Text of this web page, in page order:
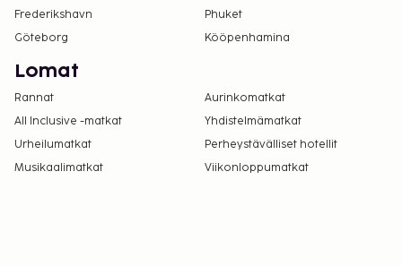
Frederikshavn
Phuket
Göteborg
Kööpenhamina
Lomat
Rannat
Aurinkomatkat
All Inclusive -matkat
Yhdistelmämatkat
Urheilumatkat
Perheystävälliset hotellit
Musikaalimatkat
Viikonloppumatkat